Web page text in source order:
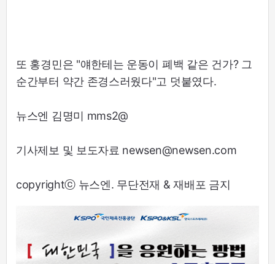
또 홍경민은 "얘한테는 운동이 폐백 같은 건가? 그
순간부터 약간 존경스러웠다"고 덧붙였다.
뉴스엔 김명미 mms2@
기사제보 및 보도자료 newsen@newsen.com
copyrightⓒ 뉴스엔. 무단전재 & 재배포 금지